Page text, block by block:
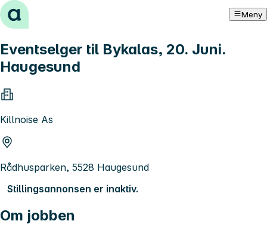
Hopp til innhold Meny
Eventselger til Bykalas, 20. Juni.
Haugesund
Killnoise As
Rådhusparken, 5528 Haugesund
Stillingsannonsen er inaktiv.
Om jobben